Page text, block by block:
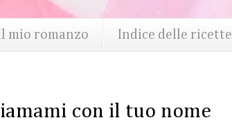
mio romanzo Indice delle ricette
con il tuo nome